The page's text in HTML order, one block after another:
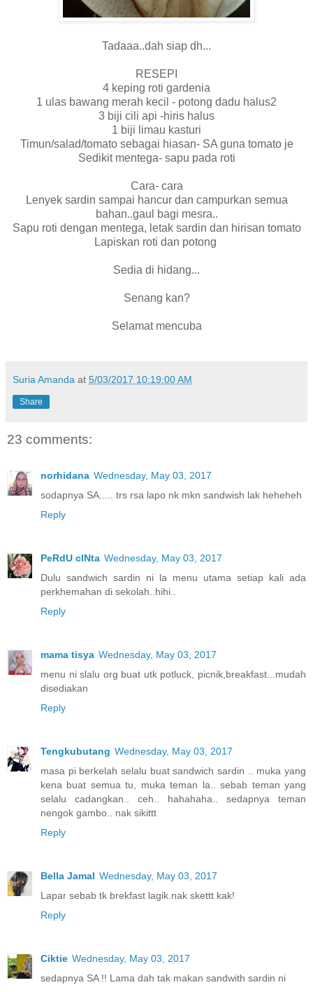
Tadaaa..dah siap dh...
RESEPI
4 keping roti gardenia
1 ulas bawang merah kecil - potong dadu halus2
3 biji cili api -hiris halus
1 biji limau kasturi
Timun/salad/tomato sebagai hiasan- SA guna tomato je
Sedikit mentega- sapu pada roti
Cara- cara
Lenyek sardin sampai hancur dan campurkan semua
bahan..gaul bagi mesra..
Sapu roti dengan mentega, letak sardin dan hirisan tomato
Lapiskan roti dan potong
Sedia di hidang...
Senang kan?
Selamat mencuba
Suria Amanda at 5/03/2017 10:19:00 AM
Share
23 comments:
norhidana Wednesday, May 03, 2017
sodapnya SA..... trs rsa lapo nk mkn sandwish lak heheheh
Reply
PeRdU cINta Wednesday, May 03, 2017
Dulu sandwich sardin ni la menu utama setiap kali ada
perkhemahan di sekolah..hihi..
Reply
mama tisya Wednesday, May 03, 2017
menu ni slalu org buat utk potluck, picnik,breakfast...mudah
disediakan
Reply
Tengkubutang Wednesday, May 03, 2017
masa pi berkelah selalu buat sandwich sardin .. muka yang
kena buat semua tu, muka teman la.. sebab teman yang
selalu cadangkan.. ceh.. hahahaha.. sedapnya teman
nengok gambo.. nak sikittt
Reply
Bella Jamal Wednesday, May 03, 2017
Lapar sebab tk brekfast lagik.nak skettt kak!
Reply
Ciktie Wednesday, May 03, 2017
sedapnya SA !! Lama dah tak makan sandwith sardin ni